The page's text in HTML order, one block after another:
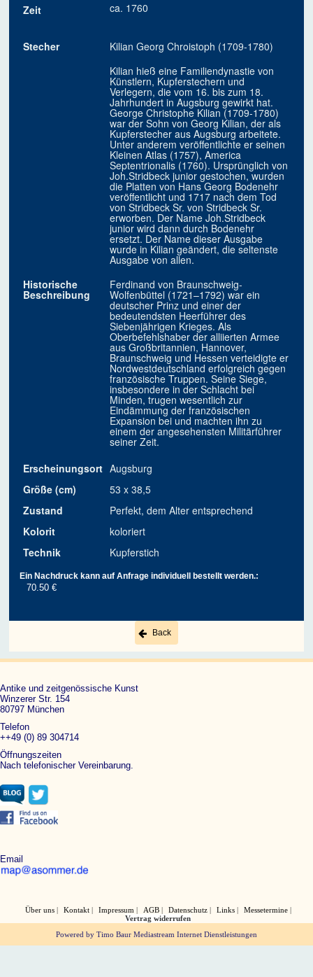
Zeit
ca. 1760
Stecher
Kilian Georg Chroistoph (1709-1780)
Kilian hieß eine Familiendynastie von
Künstlern, Kupferstechern und
Verlegern, die vom 16. bis zum 18.
Jahrhundert in Augsburg gewirkt hat.
George Christophe Kilian (1709-1780)
war der Sohn von Georg Kilian, der als
Kupferstecher aus Augsburg arbeitete.
Unter anderem veröffentlichte er seinen
Kleinen Atlas (1757), America
Septentrionalis (1760). Ursprünglich von
Joh.Stridbeck junior gestochen, wurden
die Platten von Hans Georg Bodenehr
veröffentlicht und 1717 nach dem Tod
von Stridbeck Sr. von Stridbeck Sr.
erworben. Der Name Joh.Stridbeck
junior wird dann durch Bodenehr
ersetzt. Der Name dieser Ausgabe
wurde in Kilian geändert, die seltenste
Ausgabe von allen.
Historische
Beschreibung
Ferdinand von Braunschweig-
Wolfenbüttel (1721–1792) war ein
deutscher Prinz und einer der
bedeutendsten Heerführer des
Siebenjährigen Krieges. Als
Oberbefehlshaber der alliierten Armee
aus Großbritannien, Hannover,
Braunschweig und Hessen verteidigte er
Nordwestdeutschland erfolgreich gegen
französische Truppen. Seine Siege,
insbesondere in der Schlacht bei
Minden, trugen wesentlich zur
Eindämmung der französischen
Expansion bei und machten ihn zu
einem der angesehensten Militärführer
seiner Zeit.
Erscheinungsort Augsburg
Größe (cm)
53 x 38,5
Zustand
Perfekt, dem Alter entsprechend
Kolorit
koloriert
Technik
Kupferstich
Ein Nachdruck kann auf Anfrage individuell bestellt werden.:
70.50 €
Back
Antike und zeitgenössische Kunst
Winzerer Str. 154
80797 München
Telefon
++49 (0) 89 304714
Öffnungszeiten
Nach telefonischer Vereinbarung.
Email
Über uns Kontakt Impressum AGB Datenschutz Links
Messetermine
Vertrag widerrufen
Powered by Timo Baur Mediastream Internet Dienstleistungen